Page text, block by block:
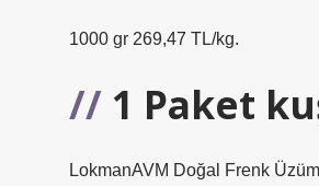
1000 gr 269,47 TL/kg.
1 Paket
LokmanAVM Doğal Frenk